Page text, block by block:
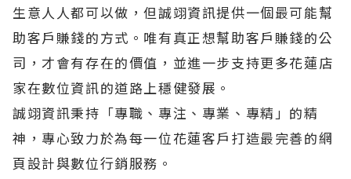
生意人人都可以做，但誠翊資訊提供一個最可能幫
助客戶賺錢的方式。唯有真正想幫助客戶賺錢的公
司，才會有存在的價值，並進一步支持更多花蓮店
家在數位資訊的道路上穩健發展。
誠翊資訊秉持「專職、專注、專業、專精」的精
神，專心致力於為每一位花蓮客戶打造最完善的網
頁設計與數位行銷服務。